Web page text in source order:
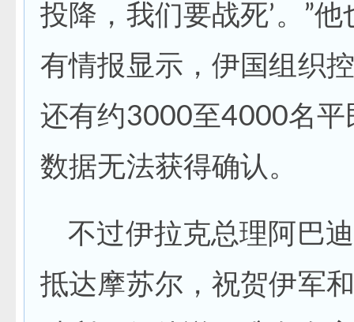
投降，我们要战死’。”
有情报显示，伊国组织
还有约3000至4000名平
数据无法获得确认。
不过伊拉克总理阿巴
抵达摩苏尔，祝贺伊军